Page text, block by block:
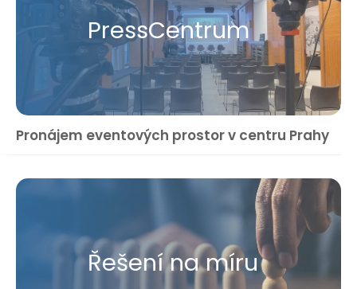
Press​Centrum
Pronájem eventových prostor v centru Prahy
Řešení na míru